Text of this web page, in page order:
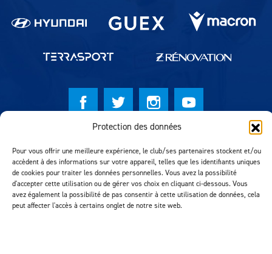
Protection des données
Pour vous offrir une meilleure expérience, le club/ses partenaires stockent et/ou
accèdent à des informations sur votre appareil, telles que les identifiants uniques
de cookies pour traiter les données personnelles. Vous avez la possibilité
d'accepter cette utilisation ou de gérer vos choix en cliquant ci-dessous. Vous
avez également la possibilité de pas consentir à cette utilisation de données, cela
peut affecter l'accès à certains onglet de notre site web.
Réalisation MTM Agency